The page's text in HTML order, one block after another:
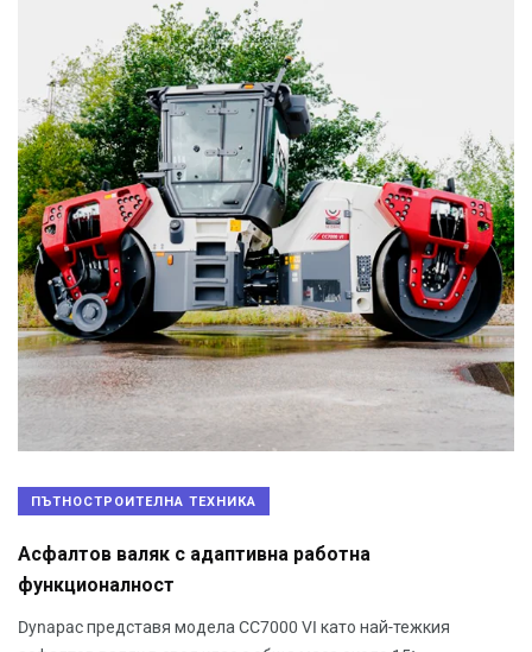
ПЪТНОСТРОИТЕЛНА ТЕХНИКА
Aсфалтов валяк с адаптивна работна
функционалност
Dynapac представя модела CC7000 VI като най-тежкия